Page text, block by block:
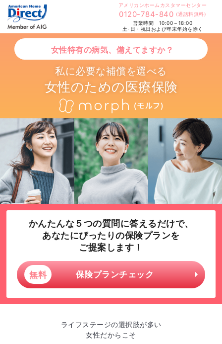
アメリカンホームカスタマーセンター
0120-784-840 (通話料無料)
営業時間 10:00～18:00
土･日・祝日および年末年始を除く
女性特有の病気、備えてますか？
私に必要な補償を選べる
女性のための医療保険
かんたんな５つの質問に答えるだけで、
あなたにぴったりの保険プランを
ご提案します！
無料 保険プランチェック
ライフステージの選択肢が多い
女性だからこそ